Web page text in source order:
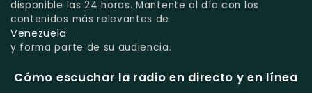
disponible las 24 horas. Mantente al día con los
contenidos más relevantes de
Venezuela
y forma parte de su audiencia.
Cómo escuchar la radio en directo y en línea